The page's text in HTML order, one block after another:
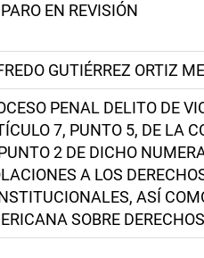
EN REVISIÓN
GUTIÉRREZ ORTIZ
PENAL DELITO DE
7, PUNTO 5, DE LA
2 DE DICHO
A LOS
ASÍ
SOBRE